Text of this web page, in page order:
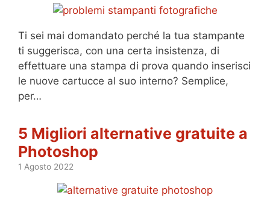
Ti sei mai domandato perché la tua stampante
ti suggerisca, con una certa insistenza, di
effettuare una stampa di prova quando inserisci
le nuove cartucce al suo interno? Semplice,
per…
5 Migliori alternative gratuite a
Photoshop
1 Agosto 2022